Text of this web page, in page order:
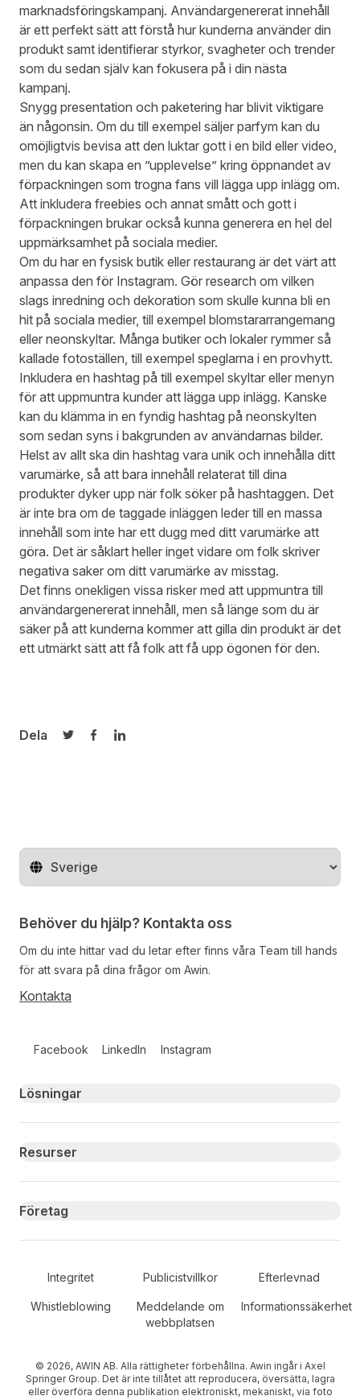
marknadsföringskampanj. Användargenererat innehåll
är ett perfekt sätt att förstå hur kunderna använder din
produkt samt identifierar styrkor, svagheter och trender
som du sedan själv kan fokusera på i din nästa
kampanj.
Snygg presentation och paketering har blivit viktigare
än någonsin. Om du till exempel säljer parfym kan du
omöjligtvis bevisa att den luktar gott i en bild eller video,
men du kan skapa en ”upplevelse” kring öppnandet av
förpackningen som trogna fans vill lägga upp inlägg om.
Att inkludera freebies och annat smått och gott i
förpackningen brukar också kunna generera en hel del
uppmärksamhet på sociala medier.
Om du har en fysisk butik eller restaurang är det värt att
anpassa den för Instagram. Gör research om vilken
slags inredning och dekoration som skulle kunna bli en
hit på sociala medier, till exempel blomstararrangemang
eller neonskyltar. Många butiker och lokaler rymmer så
kallade fotoställen, till exempel speglarna i en provhytt.
Inkludera en hashtag på till exempel skyltar eller menyn
för att uppmuntra kunder att lägga upp inlägg. Kanske
kan du klämma in en fyndig hashtag på neonskylten
som sedan syns i bakgrunden av användarnas bilder.
Helst av allt ska din hashtag vara unik och innehålla ditt
varumärke, så att bara innehåll relaterat till dina
produkter dyker upp när folk söker på hashtaggen. Det
är inte bra om de taggade inläggen leder till en massa
innehåll som inte har ett dugg med ditt varumärke att
göra. Det är såklart heller inget vidare om folk skriver
negativa saker om ditt varumärke av misstag.
Det finns onekligen vissa risker med att uppmuntra till
användargenererat innehåll, men så länge som du är
säker på att kunderna kommer att gilla din produkt är det
ett utmärkt sätt att få folk att få upp ögonen för den.
Dela
Dela på Twitter
Dela på Facebook
Dela på LinkedIn
Byt land
Behöver du hjälp? Kontakta oss
Om du inte hittar vad du letar efter finns våra Team till hands
för att svara på dina frågor om Awin.
Kontakta
Facebook LinkedIn Instagram
Primary footer navigation
Lösningar
Resurser
Företag
Secondary Footer Navigation
Integritet Publicistvillkor Efterlevnad
Whistleblowing
Meddelande om
webbplatsen
Informationssäkerhet
© 2026, AWIN AB. Alla rättigheter förbehållna. Awin ingår i Axel
Springer Group. Det är inte tillåtet att reproducera, översätta, lagra
eller överföra denna publikation elektroniskt, mekaniskt, via foto